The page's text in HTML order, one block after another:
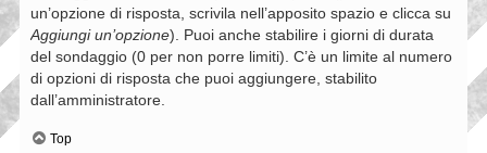
un’opzione di risposta, scrivila nell’apposito spazio e clicca su
Aggiungi un’opzione). Puoi anche stabilire i giorni di durata
del sondaggio (0 per non porre limiti). C’è un limite al numero
di opzioni di risposta che puoi aggiungere, stabilito
dall’amministratore.
Top